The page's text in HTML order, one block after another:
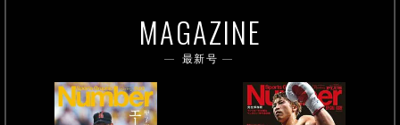
MAGAZINE
最新号